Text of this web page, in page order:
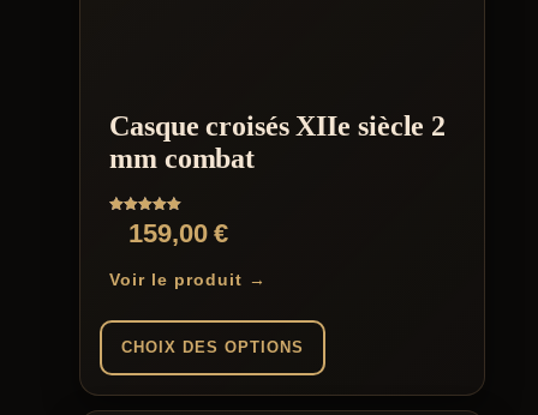
Casque croisés XIIe siècle 2
mm combat
Note
5.00159,00€
Voir le produit →
CHOIX DES OPTIONS